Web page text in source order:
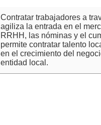
Contratar trabajadores a
agiliza la entrada en el
RRHH, las nóminas y el
permite contratar talento
en el crecimiento del
entidad local.